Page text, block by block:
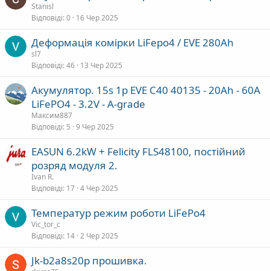
Stanisl
Відповіді 0 16 Чер 2025
Деформація комірки LiFepo4 / EVE 280Ah
sl7
Відповіді 46 13 Чер 2025
Акумулятор. 15s 1p EVE C40 40135 - 20Ah - 60A
LiFePO4 - 3.2V - A-grade
Максим887
Відповіді 5 9 Чер 2025
EASUN 6.2kW + Felicity FLS48100, постійний
розряд модуля 2.
Ivan R.
Відповіді 17 4 Чер 2025
Температур режим роботи LiFePo4
Vic_tor_c
Відповіді 14 2 Чер 2025
Jk-b2a8s20p прошивка.